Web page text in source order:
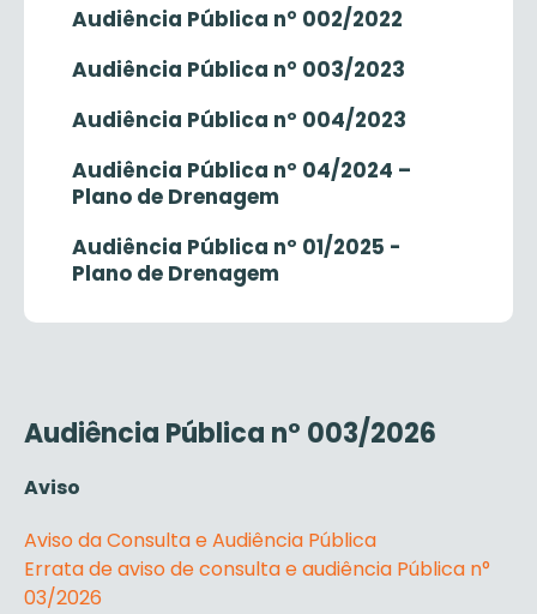
Audiência Pública n° 002/2022
Audiência Pública n° 003/2023
Audiência Pública nº 004/2023
Audiência Pública nº 04/2024 –
Plano de Drenagem
Audiência Pública nº 01/2025 -
Plano de Drenagem
Audiência Pública nº 003/2026
Aviso
Aviso da Consulta e Audiência Pública
Errata de aviso de consulta e audiência Pública n°
03/2026